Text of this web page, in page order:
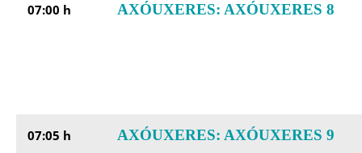
07:00 h AXÓUXERES: AXÓUXERES 8
07:05 h AXÓUXERES: AXÓUXERES 9